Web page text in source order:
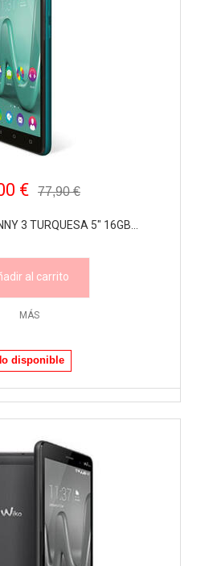
€ 77,90 €
3 TURQUESA 5" 16GB...
al carrito
MÁS
disponible